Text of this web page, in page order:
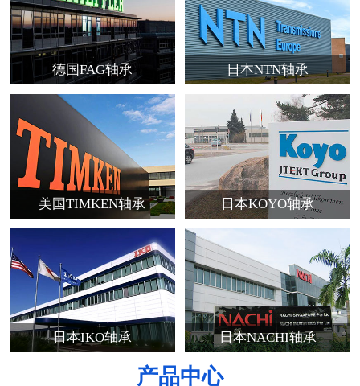
德国FAG轴承 日本NTN轴承
美国TIMKEN轴承 日本KOYO轴承
日本IKO轴承 日本NACHI轴承
产品中心